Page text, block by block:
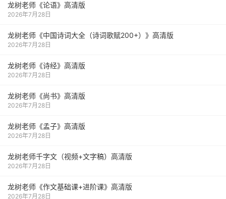
龙树老师《论语》高清版
2026年7月28日
龙树老师《中国诗词大全（诗词歌赋200+）》高清版
2026年7月28日
龙树老师《诗经》高清版
2026年7月28日
龙树老师《尚书》高清版
2026年7月28日
龙树老师《孟子》高清版
2026年7月28日
龙树老师千字文（视频+文字稿）高清版
2026年7月28日
龙树老师《作文基础课+进阶课》高清版
2026年7月28日